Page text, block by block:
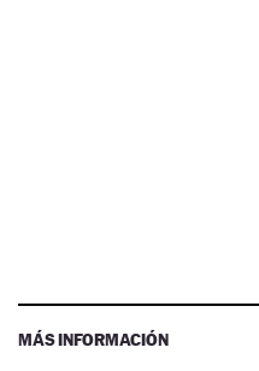
MÁS INFORMACIÓN